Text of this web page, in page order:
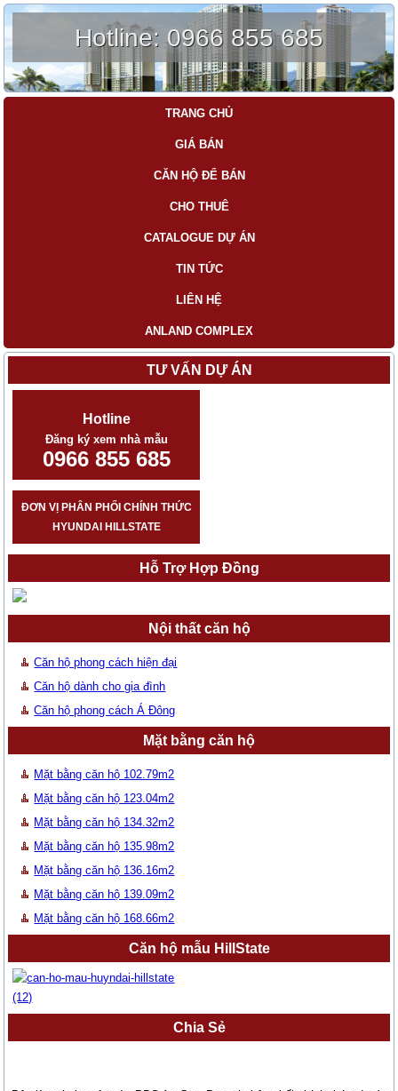
Hotline:0966 855 685
TRANG CHỦ
GIÁ BÁN
CĂN HỘ ĐỂ BÁN
CHO THUÊ
CATALOGUE DỰ ÁN
TIN TỨC
LIÊN HỆ
ANLAND COMPLEX
TƯ VẤN DỰ ÁN
Hotline
Đăng ký xem nhà mẫu
0966 855 685
ĐƠN VỊ PHÂN PHỐI CHÍNH THỨC
HYUNDAI HILLSTATE
Hỗ Trợ Hợp Đồng
Nội thất căn hộ
Căn hộ phong cách hiện đại
Căn hộ dành cho gia đình
Căn hộ phong cách Á Đông
Mặt bằng căn hộ
Mặt bằng căn hộ 102.79m2
Mặt bằng căn hộ 123.04m2
Mặt bằng căn hộ 134.32m2
Mặt bằng căn hộ 135.98m2
Mặt bằng căn hộ 136.16m2
Mặt bằng căn hộ 139.09m2
Mặt bằng căn hộ 168.66m2
Căn hộ mẫu HillState
Chia Sẻ